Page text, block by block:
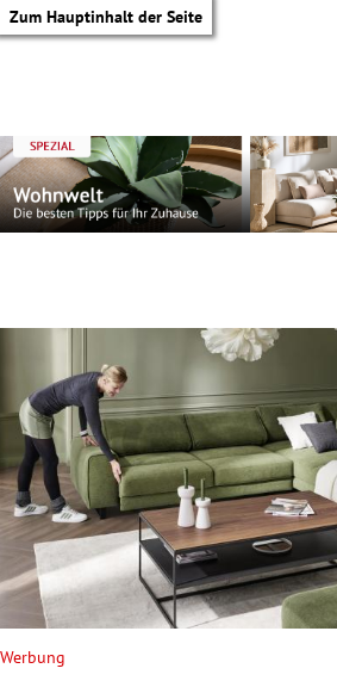
Zum Hauptinhalt der Seite
Untermenü
Untermenü
Untermenü
Untermenü
Werbung